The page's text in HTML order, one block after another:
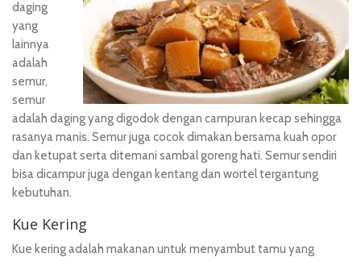
daging
yang
lainnya
adalah
semur,
semur
adalah daging yang digodok dengan campuran kecap sehingga
rasanya manis. Semur juga cocok dimakan bersama kuah opor
dan ketupat serta ditemani sambal goreng hati. Semur sendiri
bisa dicampur juga dengan kentang dan wortel tergantung
kebutuhan.
Kue Kering
Kue kering adalah makanan untuk menyambut tamu yang